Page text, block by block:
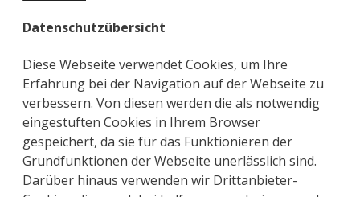
Datenschutzübersicht
Diese Webseite verwendet Cookies, um Ihre
Erfahrung bei der Navigation auf der Webseite zu
verbessern. Von diesen werden die als notwendig
eingestuften Cookies in Ihrem Browser
gespeichert, da sie für das Funktionieren der
Grundfunktionen der Webseite unerlässlich sind.
Darüber hinaus verwenden wir Drittanbieter-